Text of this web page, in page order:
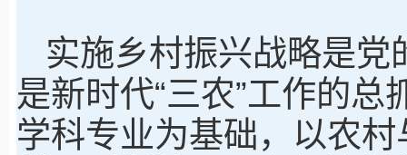
实施乡村振兴战略是
是新时代“三农”工作的
学科专业为基础，以农